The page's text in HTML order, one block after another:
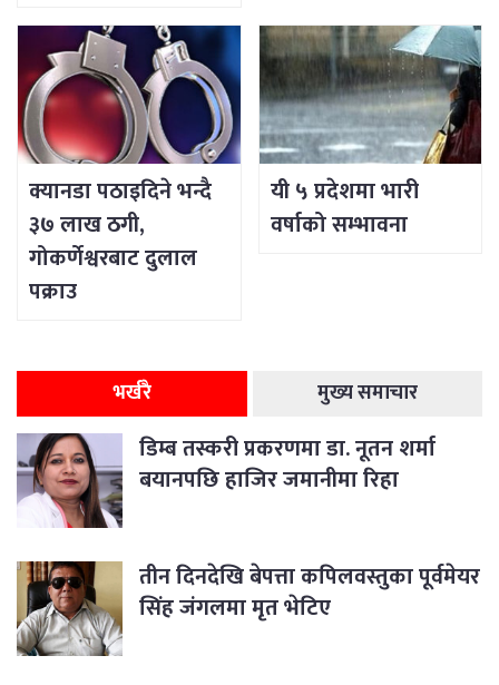
क्यानडा पठाइदिने भन्दै
३७ लाख ठगी,
गोकर्णेश्वरबाट दुलाल
पक्राउ
यी ५ प्रदेशमा भारी
वर्षाको सम्भावना
भर्खरै मुख्य समाचार
डिम्ब तस्करी प्रकरणमा डा. नूतन शर्मा
बयानपछि हाजिर जमानीमा रिहा
तीन दिनदेखि बेपत्ता कपिलवस्तुका पूर्वमेयर
सिंह जंगलमा मृत भेटिए